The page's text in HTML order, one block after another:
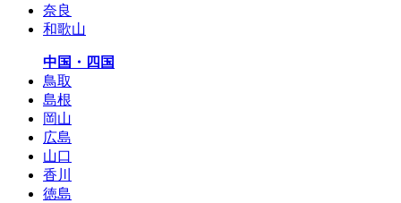
奈良
和歌山
中国・四国
鳥取
島根
岡山
広島
山口
香川
徳島